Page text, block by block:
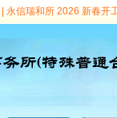
永信瑞和所 2026 新春开
永信瑞和所首席合伙人